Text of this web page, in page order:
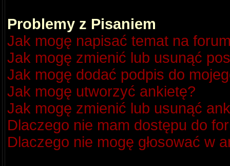
Problemy z Pisaniem
Jak mogę napisać temat na
Jak mogę zmienić lub usunąć
Jak mogę dodać podpis do
Jak mogę utworzyć ankietę?
Jak mogę zmienić lub usunąć
Dlaczego nie mam dostępu do
Dlaczego nie mogę głosować w